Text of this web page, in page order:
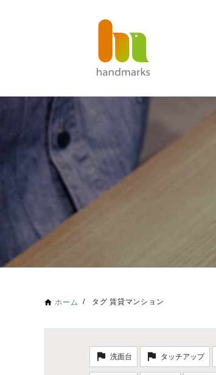
ホーム タグ 賃貸マンション
洗面台 タッチアップ